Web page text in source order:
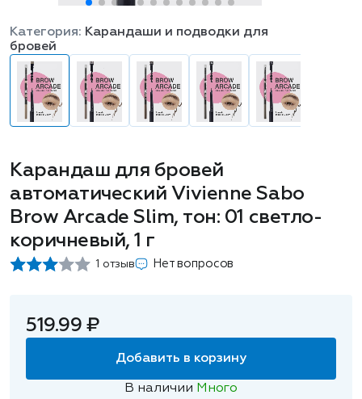
Карандаш для бровей
автоматический Vivienne Sabo
Brow Arcade Slim, тон: 01 светло-
коричневый, 1 г
1 отзыв Нет вопросов
Категория: Карандаши и подводки для
бровей
519.99 ₽
Добавить в корзину
В наличии Много